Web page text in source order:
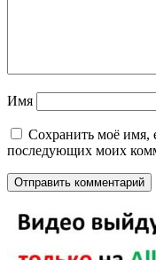
Имя
Сохранить моё имя,
последующих моих